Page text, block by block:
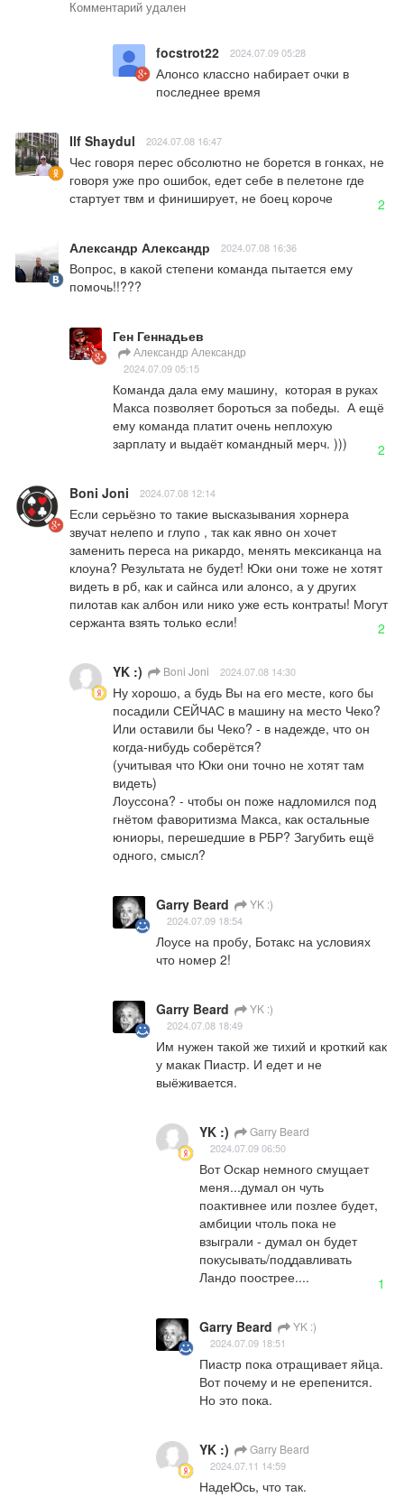
Комментарий удален
focstrot22 2024.07.09 05:28
Алонсо классно набирает очки в
последнее время
Ilf Shaydul 2024.07.08 16:47
Чес говоря перес обсолютно не борется в гонках, не
говоря уже про ошибок, едет себе в пелетоне где
стартует твм и финиширует, не боец короче
2
Александр Александр 2024.07.08 16:36
Вопрос, в какой степени команда пытается ему
помочь!!???
Ген Геннадьев
Александр Александр
2024.07.09 05:15
Команда дала ему машину,  которая в руках
Макса позволяет бороться за победы.  А ещё
ему команда платит очень неплохую
зарплату и выдаёт командный мерч. )))
2
Boni Joni 2024.07.08 12:14
Если серьёзно то такие высказывания хорнера
звучат нелепо и глупо , так как явно он хочет
заменить переса на рикардо, менять мексиканца на
клоуна? Результата не будет! Юки они тоже не хотят
видеть в рб, как и сайнса или алонсо, а у других
пилотав как албон или нико уже есть контраты! Могут
сержанта взять только если!
2
YK :) Boni Joni 2024.07.08 14:30
Ну хорошо, а будь Вы на его месте, кого бы
посадили СЕЙЧАС в машину на место Чеко?
Или оставили бы Чеко? - в надежде, что он
когда-нибудь соберётся?
(учитывая что Юки они точно не хотят там
видеть)
Лоуссона? - чтобы он поже надломился под
гнётом фаворитизма Макса, как остальные
юниоры, перешедшие в РБР? Загубить ещё
одного, смысл?
Garry Beard YK :)
2024.07.09 18:54
Лоусе на пробу, Ботакс на условиях
что номер 2!
Garry Beard YK :)
2024.07.08 18:49
Им нужен такой же тихий и кроткий как
у макак Пиастр. И едет и не
выёживается.
YK :) Garry Beard
2024.07.09 06:50
Вот Оскар немного смущает
меня...думал он чуть
поактивнее или позлее будет,
амбиции чтоль пока не
взыграли - думал он будет
покусывать/поддавливать
Ландо поострее....
1
Garry Beard YK :)
2024.07.09 18:51
Пиастр пока отращивает яйца.
Вот почему и не ерепенится.
Но это пока.
YK :) Garry Beard
2024.07.11 14:59
НадеЮсь, что так.